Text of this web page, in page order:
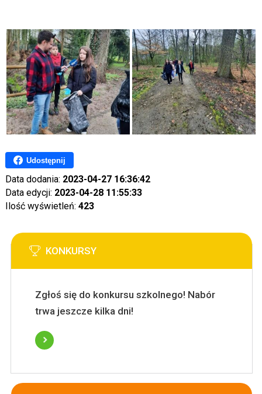
Udostępnij
Data dodania: 2023-04-27 16:36:42
Data edycji: 2023-04-28 11:55:33
Ilość wyświetleń: 423
KONKURSY
Zgłoś się do konkursu szkolnego! Nabór
trwa jeszcze kilka dni!